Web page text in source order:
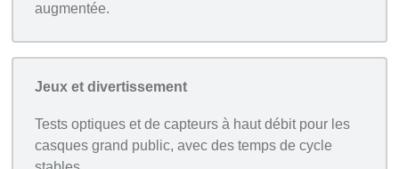
augmentée.
Jeux et divertissement
Tests optiques et de capteurs à haut débit pour les
casques grand public, avec des temps de cycle